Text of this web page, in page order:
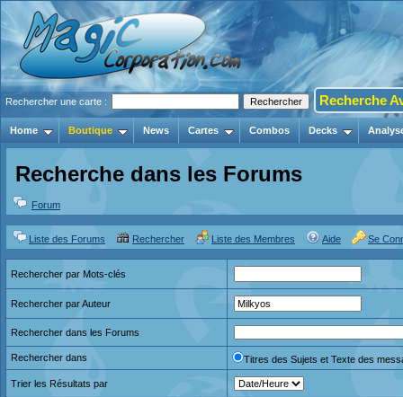
Rechercher une carte : Recherche
Home Boutique News Cartes Combos Decks
Recherche dans les Forums
Forum
Liste des Forums Rechercher Liste des Membres Aide Se
Rechercher par Mots-clés
Rechercher par Auteur
Rechercher dans les Forums
Rechercher dans Titres des Sujets et Texte des
Trier les Résultats par